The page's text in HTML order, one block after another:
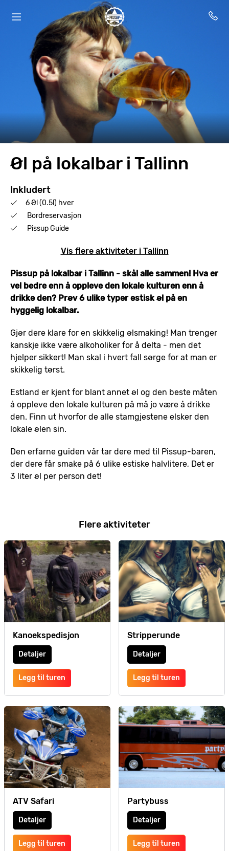
Øl på lokalbar i Tallinn
Inkludert
6 Øl (0.5l) hver
Bordreservasjon
Pissup Guide
Vis flere aktiviteter i Tallinn
Pissup på lokalbar i Tallinn - skål alle sammen! Hva er
vel bedre enn å oppleve den lokale kulturen enn å
drikke den? Prøv 6 ulike typer estisk øl på en
hyggelig lokalbar.
Gjør dere klare for en skikkelig ølsmaking! Man trenger
kanskje ikke være alkoholiker for å delta - men det
hjelper sikkert! Man skal i hvert fall sørge for at man er
skikkelig tørst.
Estland er kjent for blant annet øl og den beste måten
å oppleve den lokale kulturen på må jo være å drikke
den. Finn ut hvorfor de alle stamgjestene elsker den
lokale ølen sin.
Den erfarne guiden vår tar dere med til Pissup-baren,
der dere får smake på 6 ulike estiske halvlitere, Det er
3 liter øl per person det!
Flere aktiviteter
Kanoekspedisjon
Detaljer
Legg til turen
Stripperunde
Detaljer
Legg til turen
ATV Safari
Detaljer
Legg til turen
Partybuss
Detaljer
Legg til turen